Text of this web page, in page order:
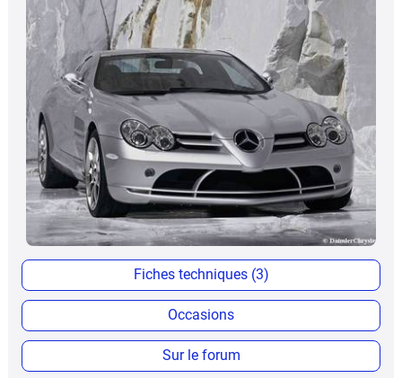
Fiches techniques (3)
Occasions
Sur le forum